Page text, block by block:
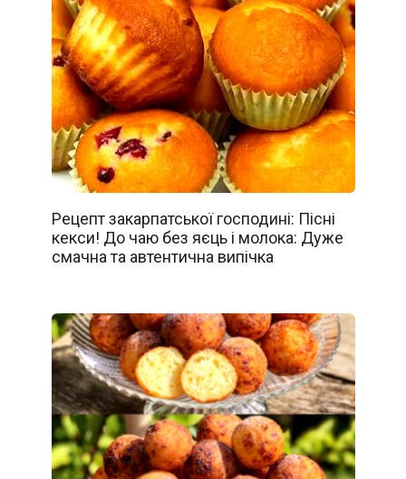
Рецепт закарпатської господині: Пісні
кекси! До чаю без яєць і молока: Дуже
смачна та автентична випічка